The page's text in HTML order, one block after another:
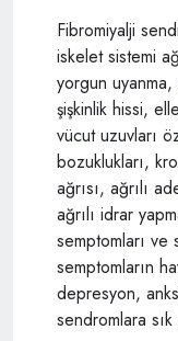
Fibromiyalji
iskelet sistemi
yorgun
şişkinlik hissi,
vücut uzuvları
bozuklukları,
ağrısı, ağrılı
ağrılı idrar
semptomları ve
semptomların
depresyon,
sendromlara sık